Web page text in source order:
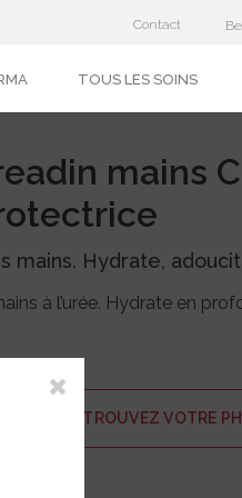
Contact
TOUS LES SOINS
mains
mains. Hydrate,
à l’urée. Hydrate en
TROUVEZ VOTRE